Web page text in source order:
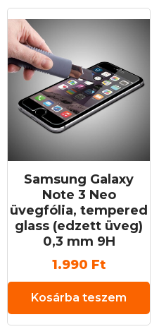
Samsung Galaxy
Note 3 Neo
üvegfólia, tempered
glass (edzett üveg)
0,3 mm 9H
1.990 Ft
Kosárba teszem